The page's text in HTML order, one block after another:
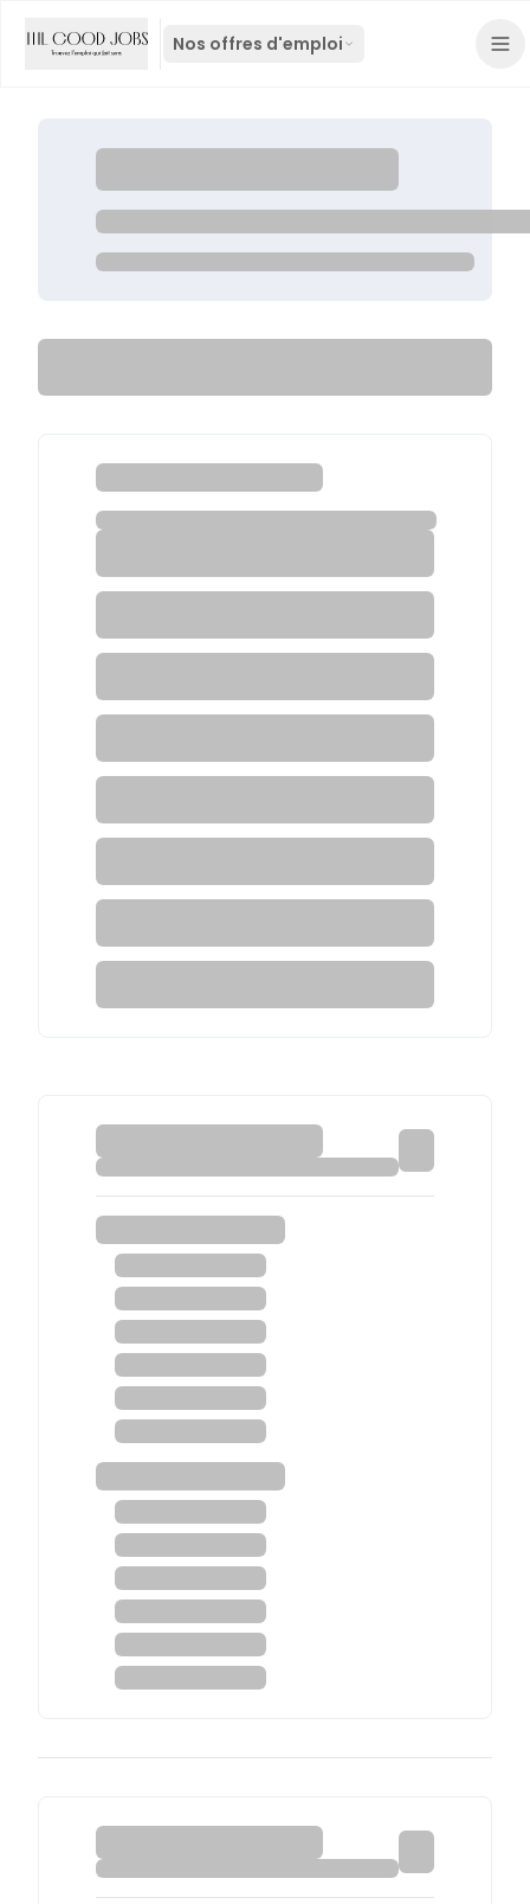
Nos offres d'emploi